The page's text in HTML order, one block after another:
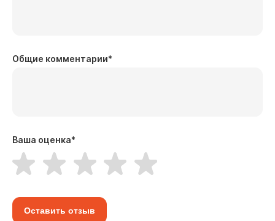
Общие комментарии*
Ваша оценка*
Оставить отзыв